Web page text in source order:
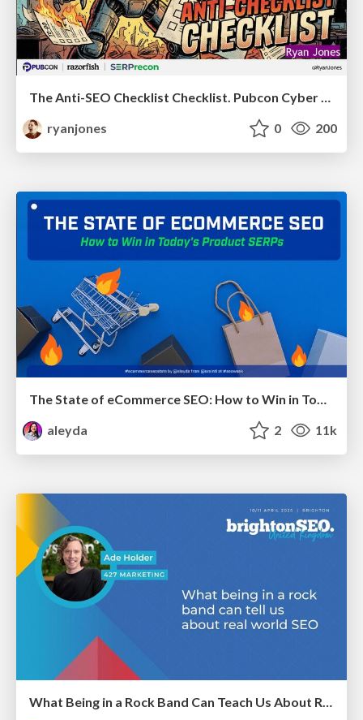
The Anti-SEO Checklist Checklist. Pubcon Cyber Week
ryanjones
0 200
The State of eCommerce SEO: How to Win in Today's Products SERPs - #SEOweek
aleyda
2 11k
What Being in a Rock Band Can Teach Us About Real World SEO